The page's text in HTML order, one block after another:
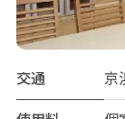
交通
京